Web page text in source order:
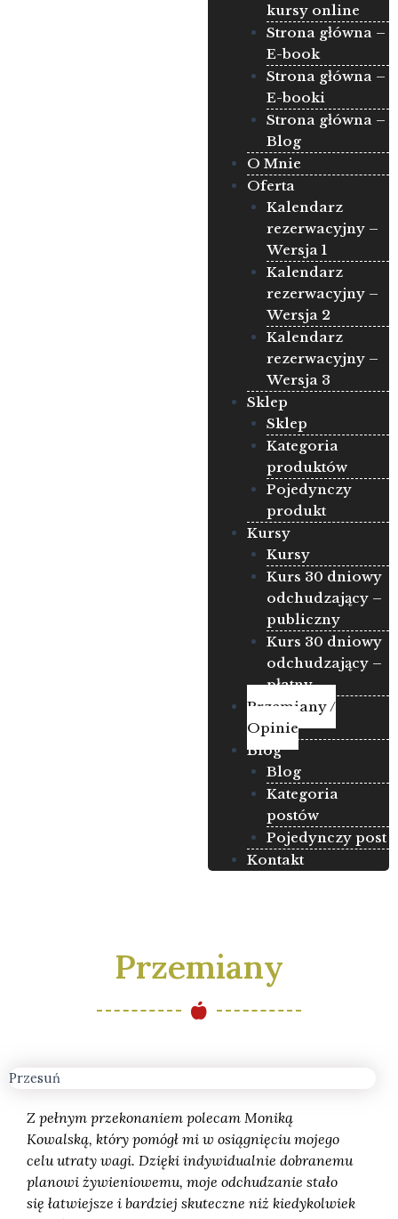
kursy online
Strona główna –
E-book
Strona główna –
E-booki
Strona główna –
Blog
O Mnie
Oferta
Kalendarz
rezerwacyjny –
Wersja 1
Kalendarz
rezerwacyjny –
Wersja 2
Kalendarz
rezerwacyjny –
Wersja 3
Sklep
Sklep
Kategoria
produktów
Pojedynczy
produkt
Kursy
Kursy
Kurs 30 dniowy
odchudzający –
publiczny
Kurs 30 dniowy
odchudzający –
płatny
Przemiany /
Opinie
Blog
Blog
Kategoria
postów
Pojedynczy post
Kontakt
Przemiany
Przesuń
Z pełnym przekonaniem polecam Moniką
Kowalską, który pomógł mi w osiągnięciu mojego
celu utraty wagi. Dzięki indywidualnie dobranemu
planowi żywieniowemu, moje odchudzanie stało
się łatwiejsze i bardziej skuteczne niż kiedykolwiek